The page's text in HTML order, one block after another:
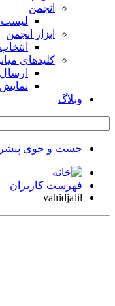
انجمن
لیست
ابزار انجمن
کلیدهای
وبلاگ
جست و جوی
فهرست کاربران
vahidjalil